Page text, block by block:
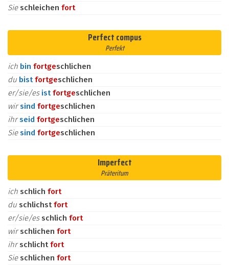
Sie schleichen fort
Perfect compus
Perfekt
ich bin fortgeschlichen
du bistfortgeschlichen
er/sie/es istfortgeschlichen
wirsind fortgeschlichen
ihrseid fortgeschlichen
Siesind fortgeschlichen
Imperfect
Präteritum
ich schlich fort
du schlichstfort
er/sie/es schlich fort
wirschlichen fort
ihrschlichtfort
Sie schlichen fort